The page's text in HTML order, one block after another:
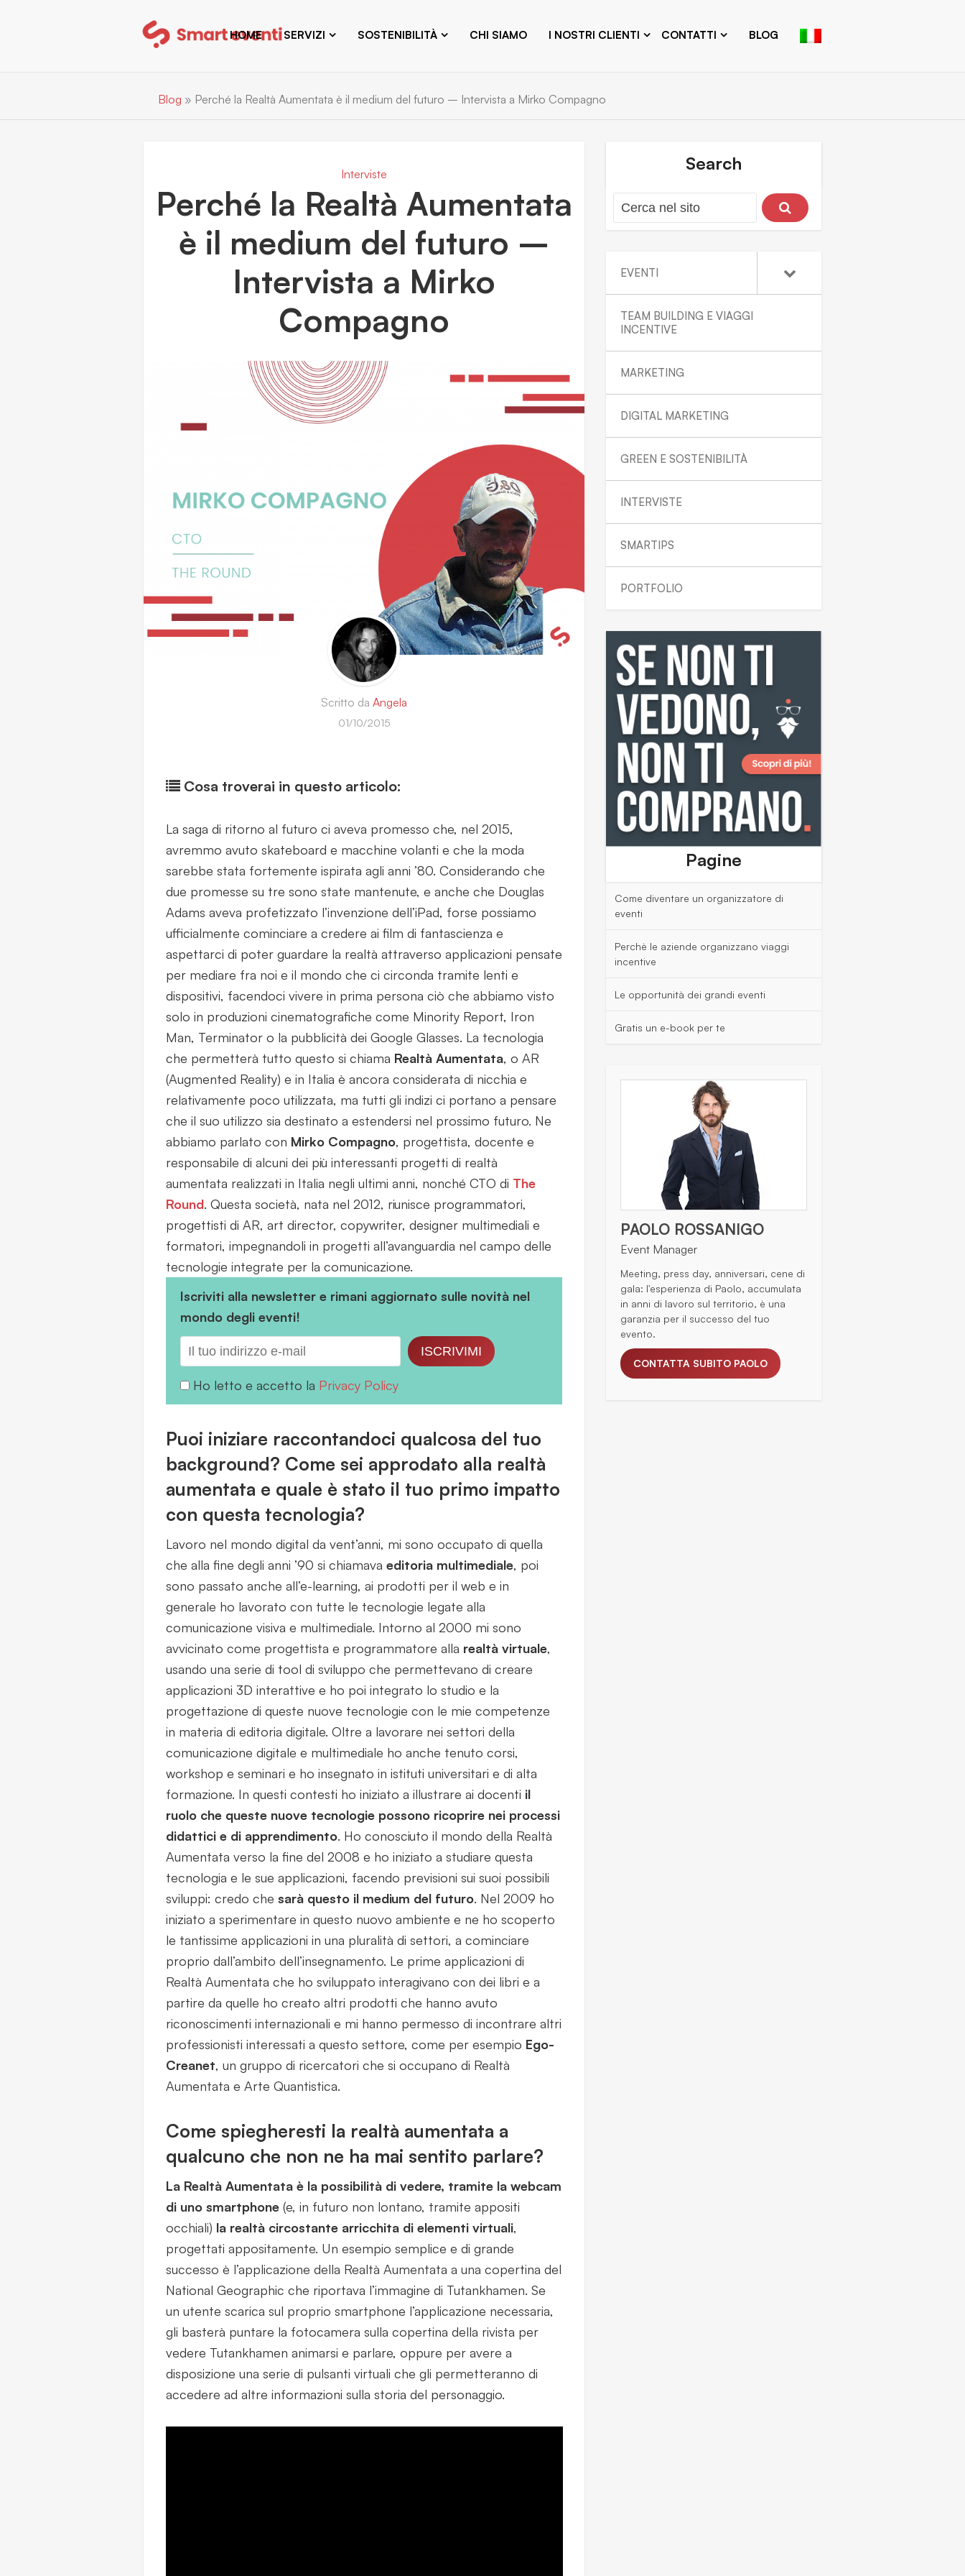
HOME SERVIZI SOSTENIBILITÀ CHI SIAMO I NOSTRI CLIENTI CONTATTI BLOG
Blog » Perché la Realtà Aumentata è il medium del futuro – Intervista a Mirko Compagno
Interviste
Perché la Realtà Aumentata
è il medium del futuro –
Intervista a Mirko
Compagno
Scritto da Angela
01/10/2015
Cosa troverai in questo articolo:
La saga di ritorno al futuro ci aveva promesso che, nel 2015,
avremmo avuto skateboard e macchine volanti e che la moda
sarebbe stata fortemente ispirata agli anni ’80. Considerando che
due promesse su tre sono state mantenute, e anche che Douglas
Adams aveva profetizzato l’invenzione dell’iPad, forse possiamo
ufficialmente cominciare a credere ai film di fantascienza e
aspettarci di poter guardare la realtà attraverso applicazioni pensate
per mediare fra noi e il mondo che ci circonda tramite lenti e
dispositivi, facendoci vivere in prima persona ciò che abbiamo visto
solo in produzioni cinematografiche come Minority Report, Iron
Man, Terminator o la pubblicità dei Google Glasses. La tecnologia
che permetterà tutto questo si chiama Realtà Aumentata, o AR
(Augmented Reality) e in Italia è ancora considerata di nicchia e
relativamente poco utilizzata, ma tutti gli indizi ci portano a pensare
che il suo utilizzo sia destinato a estendersi nel prossimo futuro. Ne
abbiamo parlato con Mirko Compagno, progettista, docente e
responsabile di alcuni dei più interessanti progetti di realtà
aumentata realizzati in Italia negli ultimi anni, nonché CTO di The
Round. Questa società, nata nel 2012, riunisce programmatori,
progettisti di AR, art director, copywriter, designer multimediali e
formatori, impegnandoli in progetti all’avanguardia nel campo delle
tecnologie integrate per la comunicazione.
Iscriviti alla newsletter e rimani aggiornato sulle novità nel
mondo degli eventi!
ISCRIVIMI
Ho letto e accetto la Privacy Policy
Puoi iniziare raccontandoci qualcosa del tuo
background? Come sei approdato alla realtà
aumentata e quale è stato il tuo primo impatto
con questa tecnologia?
Lavoro nel mondo digital da vent’anni, mi sono occupato di quella
che alla fine degli anni ’90 si chiamava editoria multimediale, poi
sono passato anche all’e-learning, ai prodotti per il web e in
generale ho lavorato con tutte le tecnologie legate alla
comunicazione visiva e multimediale. Intorno al 2000 mi sono
avvicinato come progettista e programmatore alla realtà virtuale,
usando una serie di tool di sviluppo che permettevano di creare
applicazioni 3D interattive e ho poi integrato lo studio e la
progettazione di queste nuove tecnologie con le mie competenze
in materia di editoria digitale. Oltre a lavorare nei settori della
comunicazione digitale e multimediale ho anche tenuto corsi,
workshop e seminari e ho insegnato in istituti universitari e di alta
formazione. In questi contesti ho iniziato a illustrare ai docenti il
ruolo che queste nuove tecnologie possono ricoprire nei processi
didattici e di apprendimento. Ho conosciuto il mondo della Realtà
Aumentata verso la fine del 2008 e ho iniziato a studiare questa
tecnologia e le sue applicazioni, facendo previsioni sui suoi possibili
sviluppi: credo che sarà questo il medium del futuro. Nel 2009 ho
iniziato a sperimentare in questo nuovo ambiente e ne ho scoperto
le tantissime applicazioni in una pluralità di settori, a cominciare
proprio dall’ambito dell’insegnamento. Le prime applicazioni di
Realtà Aumentata che ho sviluppato interagivano con dei libri e a
partire da quelle ho creato altri prodotti che hanno avuto
riconoscimenti internazionali e mi hanno permesso di incontrare altri
professionisti interessati a questo settore, come per esempio Ego-
Creanet, un gruppo di ricercatori che si occupano di Realtà
Aumentata e Arte Quantistica.
Come spiegheresti la realtà aumentata a
qualcuno che non ne ha mai sentito parlare?
La Realtà Aumentata è la possibilità di vedere, tramite la webcam
di uno smartphone(e, in futuro non lontano, tramite appositi
occhiali) la realtà circostante arricchita di elementi virtuali,
progettati appositamente. Un esempio semplice e di grande
successo è l’applicazione della Realtà Aumentata a una copertina del
National Geographic che riportava l’immagine di Tutankhamen. Se
un utente scarica sul proprio smartphone l’applicazione necessaria,
gli basterà puntare la fotocamera sulla copertina della rivista per
vedere Tutankhamen animarsi e parlare, oppure per avere a
disposizione una serie di pulsanti virtuali che gli permetteranno di
accedere ad altre informazioni sulla storia del personaggio.
Search
EVENTI
TEAM BUILDING E VIAGGI
INCENTIVE
MARKETING
DIGITAL MARKETING
GREEN E SOSTENIBILITÀ
INTERVISTE
SMARTIPS
PORTFOLIO
Pagine
Come diventare un organizzatore di
eventi
Perchè le aziende organizzano viaggi
incentive
Le opportunità dei grandi eventi
Gratis un e-book per te
PAOLO ROSSANIGO
Event Manager
Meeting, press day, anniversari, cene di
gala: l'esperienza di Paolo, accumulata
in anni di lavoro sul territorio, è una
garanzia per il successo del tuo
evento.
CONTATTA SUBITO PAOLO